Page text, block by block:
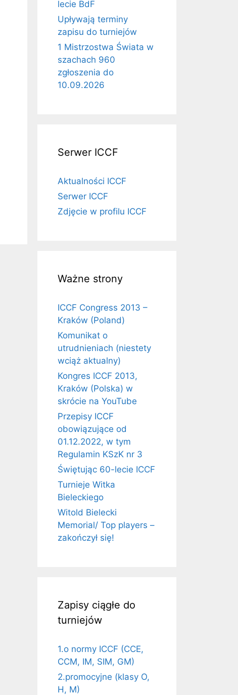
lecie BdF
Upływają terminy
zapisu do turniejów
1 Mistrzostwa Świata w
szachach 960
zgłoszenia do
10.09.2026
Serwer ICCF
Aktualności ICCF
Serwer ICCF
Zdjęcie w profilu ICCF
Ważne strony
ICCF Congress 2013 –
Kraków (Poland)
Komunikat o
utrudnieniach (niestety
wciąż aktualny)
Kongres ICCF 2013,
Kraków (Polska) w
skrócie na YouTube
Przepisy ICCF
obowiązujące od
01.12.2022, w tym
Regulamin KSzK nr 3
Świętując 60-lecie ICCF
Turnieje Witka
Bieleckiego
Witold Bielecki
Memorial/ Top players –
zakończył się!
Zapisy ciągłe do
turniejów
1.o normy ICCF (CCE,
CCM, IM, SIM, GM)
2.promocyjne (klasy O,
H, M)